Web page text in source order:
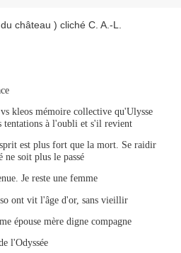
château ) cliché C. A.-L.
kleos mémoire collective qu'Ulysse
tentations à l'oubli et s'il revient
est plus fort que la mort. Se raidir
soit plus le passé
Je reste une femme
ont vit l'âge d'or, sans vieillir
épouse mère digne compagne
l'Odyssée